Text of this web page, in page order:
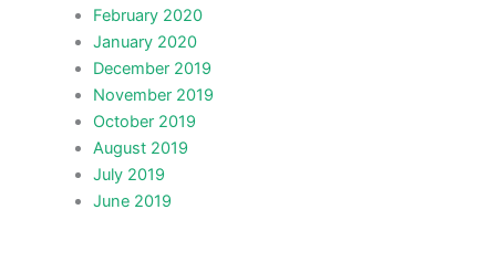
February 2020
January 2020
December 2019
November 2019
October 2019
August 2019
July 2019
June 2019